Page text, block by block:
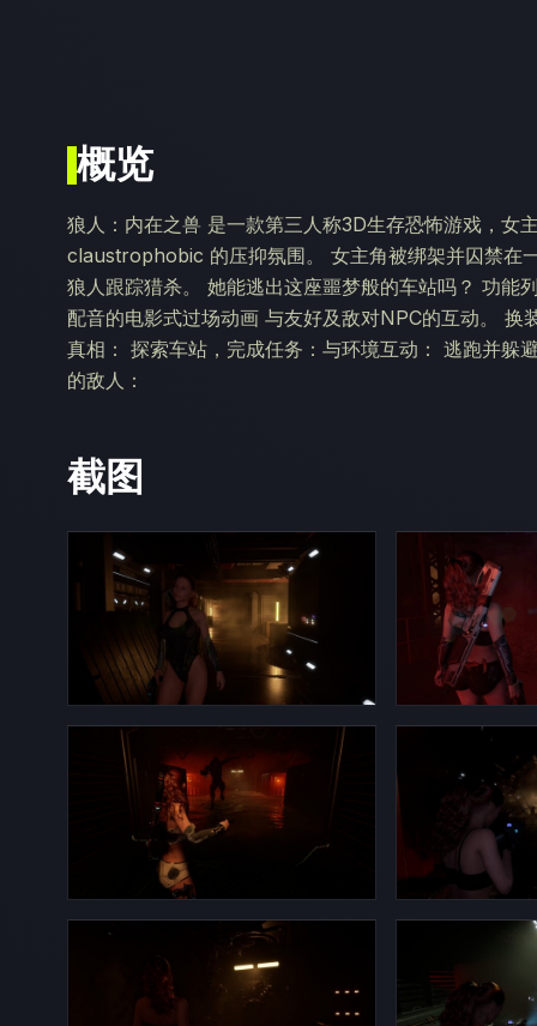
概览
狼人：内在之兽 是一款第三人称3D生存恐怖游戏，女
claustrophobic 的压抑氛围。 女主角被绑架并囚禁在
狼人跟踪猎杀。 她能逃出这座噩梦般的车站吗？ 功
配音的电影式过场动画 与友好及敌对NPC的互动。
真相： 探索车站，完成任务：与环境互动： 逃跑并躲
的敌人：
截图